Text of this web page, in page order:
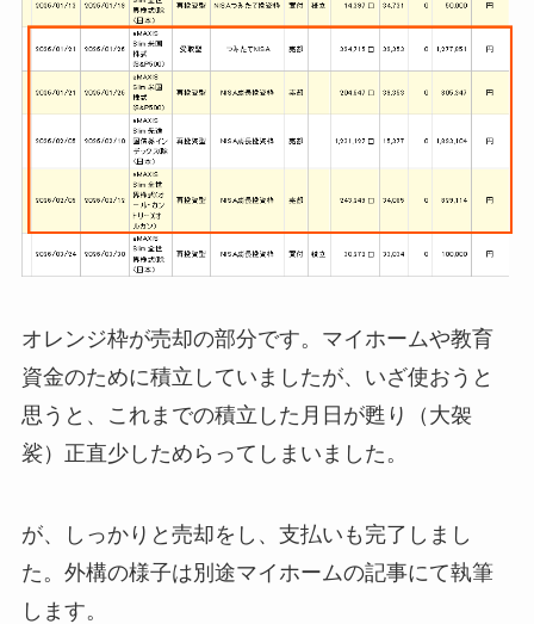
オレンジ枠が売却の部分です。マイホームや教育
資金のために積立していましたが、いざ使おうと
思うと、これまでの積立した月日が甦り（大袈
裟）正直少しためらってしまいました。
が、しっかりと売却をし、支払いも完了しまし
た。外構の様子は別途マイホームの記事にて執筆
します。